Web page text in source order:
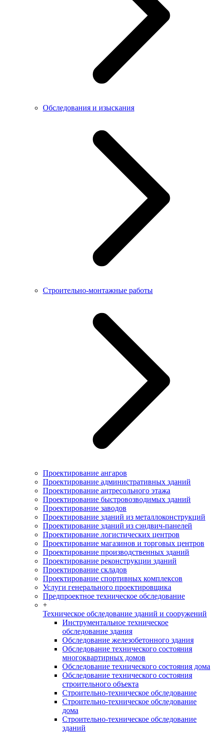
Обследования и изыскания
Строительно-монтажные работы
Проектирование ангаров
Проектирование административных зданий
Проектирование антресольного этажа
Проектирование быстровозводимых зданий
Проектирование заводов
Проектирование зданий из металлоконструкций
Проектирование зданий из сэндвич-панелей
Проектирование логистических центров
Проектирование магазинов и торговых центров
Проектирование производственных зданий
Проектирование реконструкции зданий
Проектирование складов
Проектирование спортивных комплексов
Услуги генерального проектировщика
Предпроектное техническое обследование
+
Техническое обследование зданий и сооружений
Инструментальное техническое
обследование здания
Обследование железобетонного здания
Обследование технического состояния
многоквартирных домов
Обследование технического состояния дома
Обследование технического состояния
строительного объекта
Строительно-техническое обследование
Строительно-техническое обследование
дома
Строительно-техническое обследование
зданий